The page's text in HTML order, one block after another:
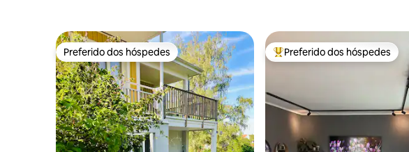
Preferido dos hóspedes
Preferido dos hóspedes Entre os melhores preferidos
Preferido dos hóspedes